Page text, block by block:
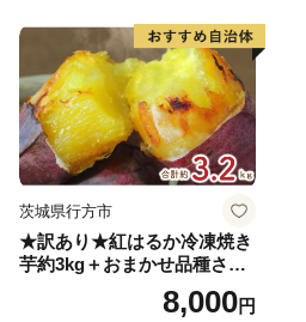
茨城県行方市
★訳あり★紅はるか冷凍焼き
芋約3kg＋おまかせ品種さつ
まいも 合計約3.2kg｜さつ
まいも サツマイモ さつま芋
8,000円